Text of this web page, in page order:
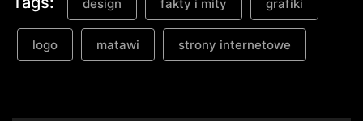
design fakty i mity grafiki
logo matawi strony internetowe